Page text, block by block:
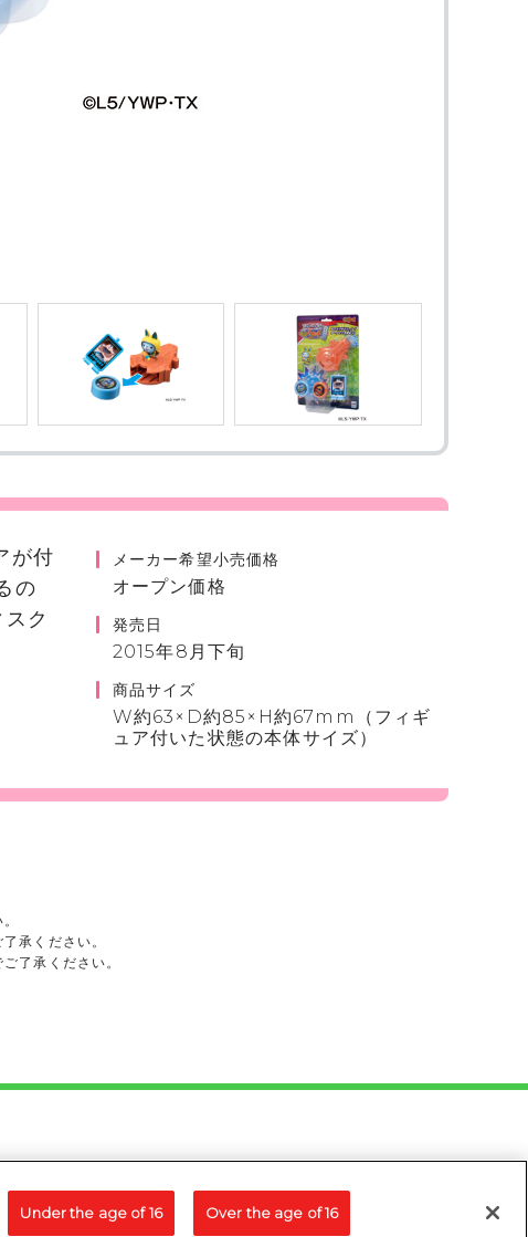
が付
の
ク
メーカー希望小売価格
オープン価格
発売日
2015年8月下旬
商品サイズ
W約63×D約85×H約67mm（フィギ
ュア付いた状態の本体サイズ）
承ください。
了承ください。
Under the age of 16 Over the age of 16